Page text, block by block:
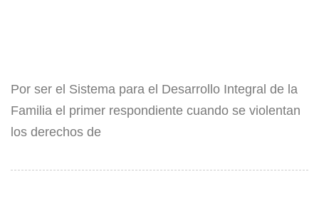
Por ser el Sistema para el Desarrollo Integral de la
Familia el primer respondiente cuando se violentan
los derechos de